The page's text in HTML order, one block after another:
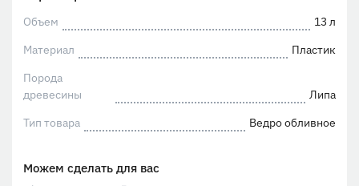
Объем
13 л
Материал
Пластик
Порода
древесины
Липа
Тип товара
Ведро обливное
Можем сделать для вас